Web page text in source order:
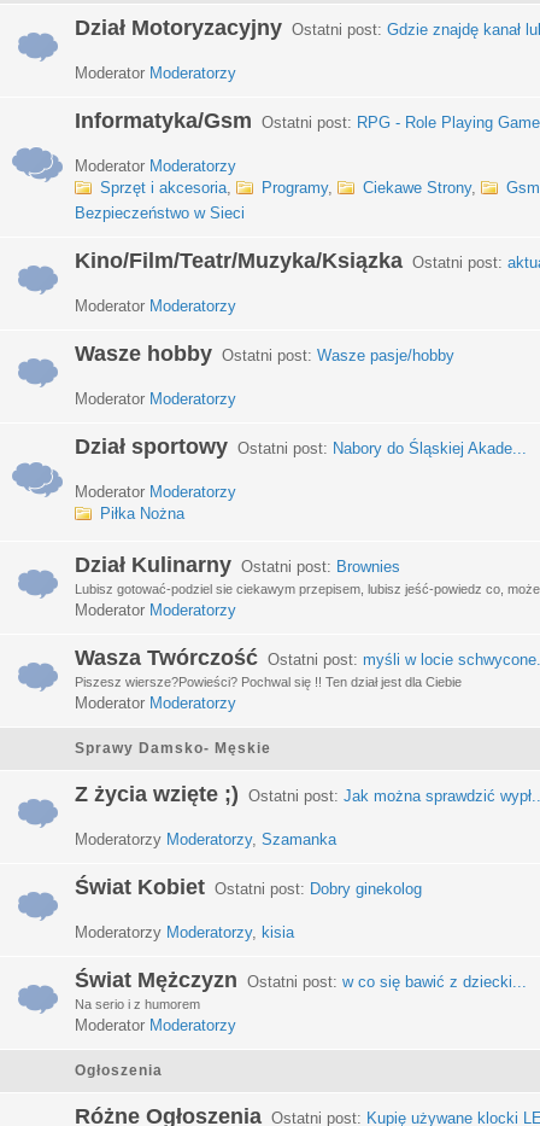
Dział Motoryzacyjny Ostatni post: Gdzie znajdę kanał
Moderator Moderatorzy
Informatyka/Gsm Ostatni post: RPG - Role Playing
Moderator Moderatorzy
Sprzęt i akcesoria, Programy, Ciekawe Strony,
Gsm
Bezpieczeństwo w Sieci
Kino/Film/Teatr/Muzyka/Ksiązka Ostatni post:
Moderator Moderatorzy
Wasze hobby Ostatni post: Wasze pasje/hobby
Moderator Moderatorzy
Dział sportowy Ostatni post: Nabory do Śląskiej Akade...
Moderator Moderatorzy
Piłka Nożna
Dział Kulinarny Ostatni post: Brownies
Lubisz gotować-podziel sie ciekawym przepisem, lubisz jeść-powiedz co,
Moderator Moderatorzy
Wasza Twórczość Ostatni post: myśli w locie
Piszesz wiersze?Powieści? Pochwal się !! Ten dział jest dla Ciebie
Moderator Moderatorzy
Sprawy Damsko- Męskie
Z życia wzięte ;) Ostatni post: Jak można sprawdzić
Moderatorzy Moderatorzy, Szamanka
Świat Kobiet Ostatni post: Dobry ginekolog
Moderatorzy Moderatorzy, kisia
Świat Mężczyzn Ostatni post: w co się bawić z dziecki...
Na serio i z humorem
Moderator Moderatorzy
Ogłoszenia
Różne Ogłoszenia Ostatni post: Kupię używane klocki